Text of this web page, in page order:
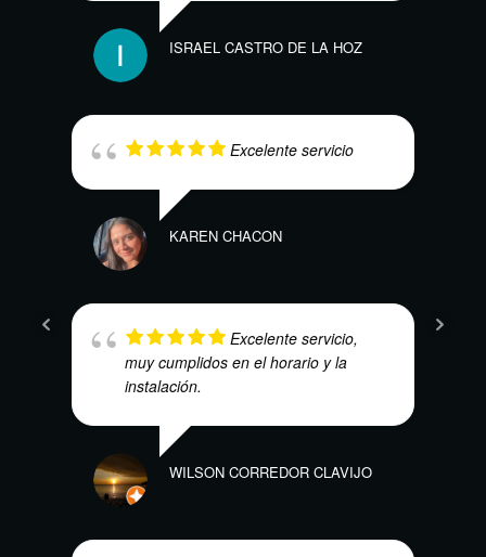
ISRAEL CASTRO DE LA HOZ
Excelente servicio
KAREN CHACON
Excelente servicio,
muy cumplidos en el horario y la
instalación.
WILSON CORREDOR CLAVIJO